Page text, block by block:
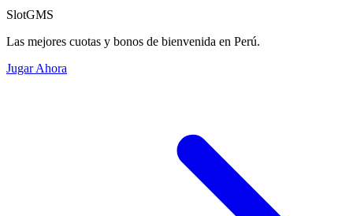
SlotGMS
Las mejores cuotas y bonos de bienvenida en Perú.
Jugar Ahora